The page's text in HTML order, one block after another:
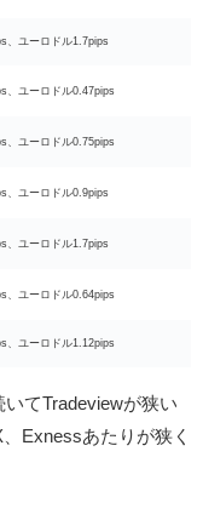
、ユーロドル1.7pips
、ユーロドル0.47pips
、ユーロドル0.75pips
、ユーロドル0.9pips
、ユーロドル1.7pips
、ユーロドル0.64pips
、ユーロドル1.12pips
てTradeviewが狭い
Exnessあたりが狭く